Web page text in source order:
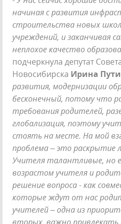
начиная с развития
строительства новых
учреждений, и заканчивая
неплохое качество
подчеркнула депутат
Новосибирска Ирина
развития, модернизации
бесконечный, потому что
требования родителей,
глобализация, поэтому
стоять на месте. На мой
проблема – это раскрытие
Учителя талантливые, но
возрастом учителя и
решение вопроса - как
которые ждут от нас
учителей – одна из